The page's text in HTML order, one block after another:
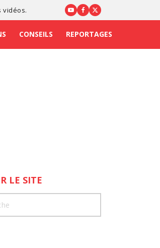
vidéos.
CONSEILS REPORTAGES
LE SITE